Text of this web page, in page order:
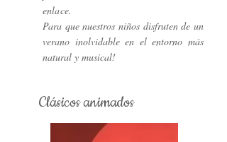
enlace.
Para que nuestros niños disfruten de un
verano inolvidable en el entorno más
natural y musical!
Clásicos animados